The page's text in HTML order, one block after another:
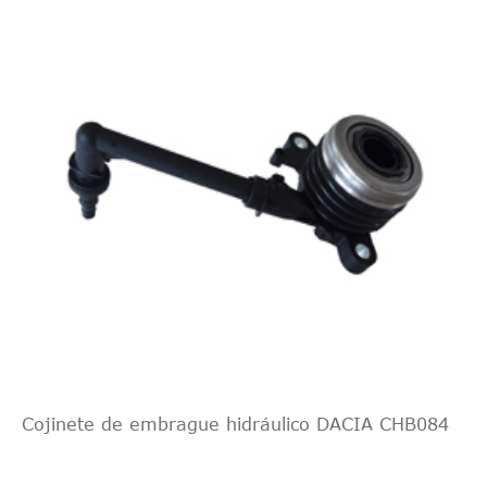
Cojinete de embrague hidráulico DACIA CHB084